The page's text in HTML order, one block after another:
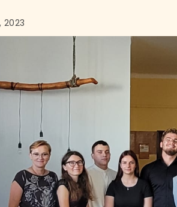
2023